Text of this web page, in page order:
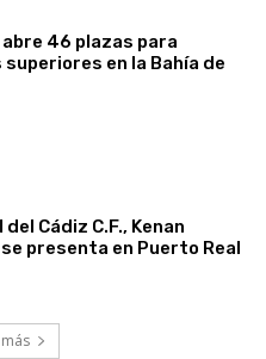
46 plazas para
en la Bahía de
Cádiz C.F., Kenan
presenta en Puerto Real